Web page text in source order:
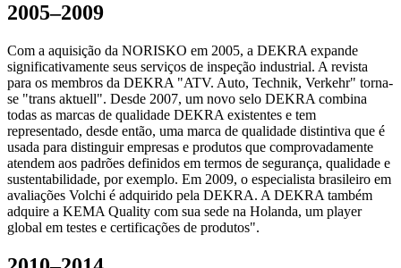
2005–2009
Com a aquisição da NORISKO em 2005, a DEKRA expande
significativamente seus serviços de inspeção industrial. A revista
para os membros da DEKRA "ATV. Auto, Technik, Verkehr" torna-
se "trans aktuell". Desde 2007, um novo selo DEKRA combina
todas as marcas de qualidade DEKRA existentes e tem
representado, desde então, uma marca de qualidade distintiva que é
usada para distinguir empresas e produtos que comprovadamente
atendem aos padrões definidos em termos de segurança, qualidade e
sustentabilidade, por exemplo. Em 2009, o especialista brasileiro em
avaliações Volchi é adquirido pela DEKRA. A DEKRA também
adquire a KEMA Quality com sua sede na Holanda, um player
global em testes e certificações de produtos".